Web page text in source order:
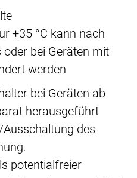
+35 °C kann nach
bei Geräten mit
werden
bei Geräten ab
herausgeführt
des
potentialfreier